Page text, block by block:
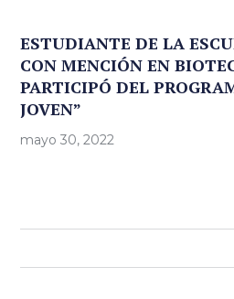
ESTUDIANTE DE LA
CON MENCIÓN EN
PARTICIPÓ DEL
JOVEN”
mayo 30, 2022